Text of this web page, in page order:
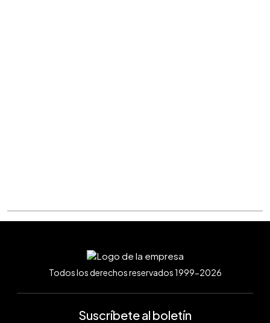
Todos los derechos reservados 1999-2026
Suscríbete al boletín